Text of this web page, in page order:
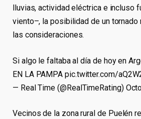
lluvias, actividad eléctrica e incluso
viento–, la posibilidad de un tornado
las consideraciones.
Si algo le faltaba al día de hoy en
EN LA PAMPA pic.twitter.com/
— Real Time (@RealTimeRating)
Vecinos de la zona rural de Puelén